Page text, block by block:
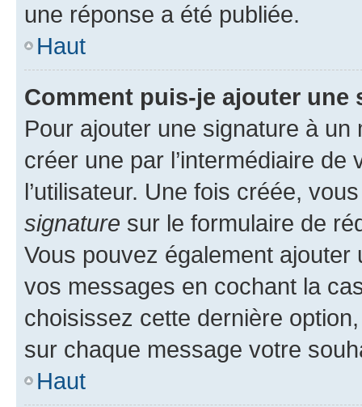
une réponse a été publiée.
Haut
Comment puis-je ajouter une
Pour ajouter une signature à un
créer une par l’intermédiaire
l’utilisateur. Une fois créée,
signature sur le formulaire de
Vous pouvez également
vos messages en cochant la
choisissez cette dernière
sur chaque message votre
Haut